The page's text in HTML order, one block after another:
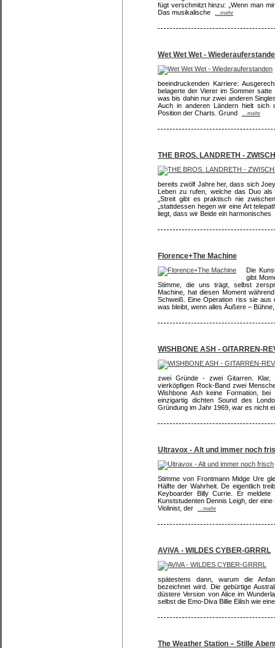
fügt verschmitzt hinzu: „Wenn man
Das musikalische
...mehr
Wet Wet Wet -
beeindruckenden Karriere:
belagerte der Vierer im Sommer
was bis dahin nur zwei anderen
Auch in anderen Ländern hielt sich
Position der Charts. Grund
...mehr
THE BROS. LANDRETH -
bereits zwölf Jahre her, dass sich
Leben zu rufen, welche das Duo als
„Streit gibt es praktisch nie
„stattdessen hegen wir eine Art
liegt, dass wir Beide ein harmonisches
Florence+The Machine
Die
gibt
Stimme, die uns trägt, selbst
Machine, hat diesen Moment
Schweiß. Eine Operation riss sie aus
was bleibt, wenn alles Äußere –
WISHBONE ASH - GITARREN-
zwei Gründe - zwei Gitarren.
vierköpfigen Rock-Band zwei
Wishbone Ash keine Formation,
einzigartig dichten Sound des
Gründung im Jahr 1969, war es nicht
Ultravox - Alt und immer noch
Stimme von Frontmann Midge Ure
Hälfte der Wahrheit. De eigentlich
Keyboarder Billy Currie. Er
Kunststudenten Dennis Leigh, der
Violinist, der
...mehr
AViVA - WILDES CYBER-GRRRL
spätestens dann, warum die
bezeichnet wird. Die gebürtige
düstere Version von Alice im
selbst die Emo-Diva Billie Eilish wie
The Weather Station – Stille